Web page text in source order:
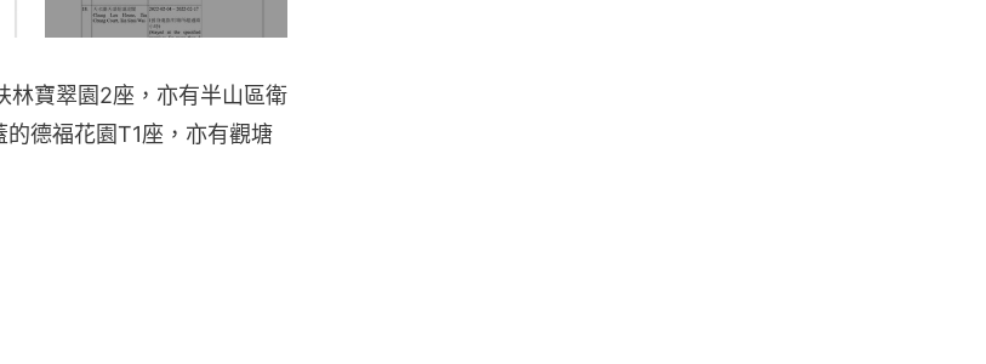
林寶翠園2座，亦有半山區衛
德福花園T1座，亦有觀塘